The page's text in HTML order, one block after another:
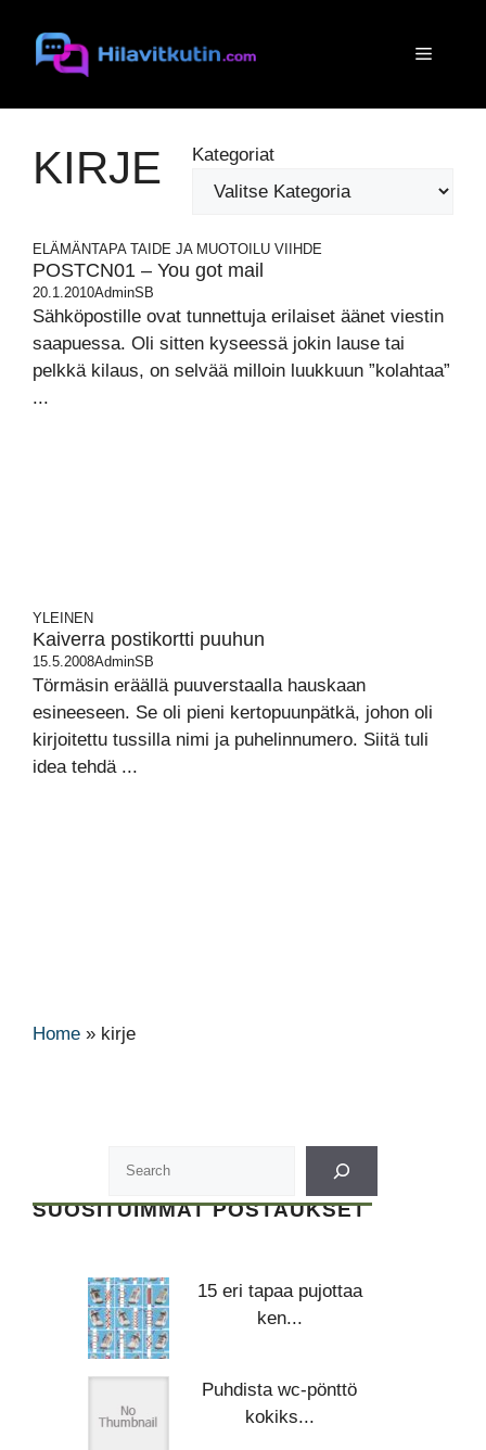
sisältöön
Valikko
KIRJE Kategoriat
ELÄMÄNTAPA TAIDE JA MUOTOILU VIIHDE
POSTCN01 – You got mail
20.1.2010AdminSB
Sähköpostille ovat tunnettuja erilaiset äänet viestin
saapuessa. Oli sitten kyseessä jokin lause tai
pelkkä kilaus, on selvää milloin luukkuun ”kolahtaa”
...
YLEINEN
Kaiverra postikortti puuhun
15.5.2008AdminSB
Törmäsin eräällä puuverstaalla hauskaan
esineeseen. Se oli pieni kertopuunpätkä, johon oli
kirjoitettu tussilla nimi ja puhelinnumero. Siitä tuli
idea tehdä ...
Home » kirje
SUOSITUIMMAT POSTAUKSET
15 eri tapaa pujottaa
ken...
Puhdista wc-pönttö
kokiks...